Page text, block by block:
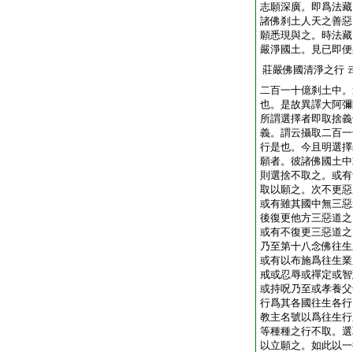
志願深廣。即爲法
諸佛刹土人天之善
願悉現與之。時法
嚴淨國土。見已即
莊嚴佛國清淨之行
二百一十億刹土中
也。是故異譯大阿
所謂選擇者即取捨
義。謂云攝取二百
行是也。今且明選
願者。彼諸佛國土
則選捨不取之。或
取以願之。次不更
或有雖其國中無三
後復更他方三惡道
或有不復更三惡道
乃至第十八念佛往
或有以布施爲往生
戒或忍辱或禪定或
或持呪乃至或孝養
行爲其各國往生各
教主名號以爲往生
等種種之行不取。
以立願之。如此以